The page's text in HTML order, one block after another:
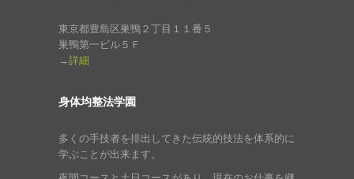
東京都豊島区巣鴨２丁目１１番５
巣鴨第一ビル５Ｆ
→ 詳細
身体均整法学園
多くの手技者を排出してきた伝統的技法を体系的に
学ぶことが出来ます。